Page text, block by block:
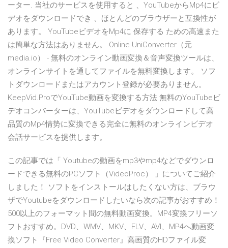
ーター. 当社のサービスを使用すると 、YouTubeからMp4にビ
デオをダウンロードでき 、ほとんどのブラウザーと互換性が
あります。 YouTubeビデオをMp4に 保存する ための高速また
は簡単な方法はありません。 Online UniConverter（元
media.io） - 無料のオンライン動画変換＆音声変換ツールは、
オンラインサイトを通してファイルを無料変換します。 ソフ
トダウンロードまたはアカウント登録が必要ありません。
KeepVid.ProでYouTube動画を変換する方法 無料のYouTubeビ
デオコンバーターは、YouTubeビデオをダウンロードして高
品質のMp4情势に変換できる完全に無料のオンラインビデオ
会話サービスを提供します。
この記事では「 Youtubeの動画をmp3やmp4などでダウンロ
ードできる無料のPCソフト（VideoProc） 」についてご紹介
しました！ ソフトをインストールはしたくない方は、ブラウ
ザでYoutubeをダウンロードしたいなら次の記事がおすすめ！
500以上のフォーマット間の無料動画変換。MP4変換フリーソ
フトおすすめ。DVD、WMV、MKV、FLV、AVI、MP4へ動画変
換ソフト『Free Video Converter』高画質のHDファイル変